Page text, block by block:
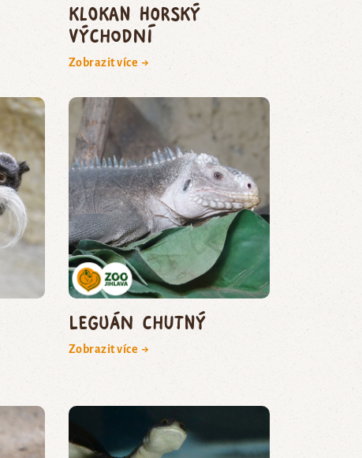
Klokan horský
východní
Zobrazit více →
leguán chutný
Zobrazit více →